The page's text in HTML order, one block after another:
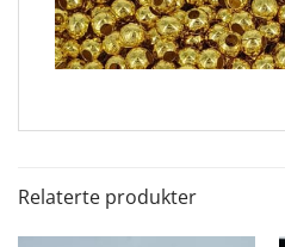
Relaterte produkter